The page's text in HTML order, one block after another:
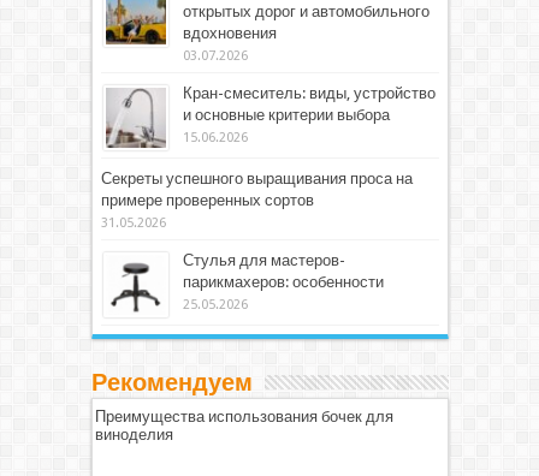
открытых дорог и автомобильного
вдохновения
03.07.2026
Кран-смеситель: виды, устройство
и основные критерии выбора
15.06.2026
Секреты успешного выращивания проса на
примере проверенных сортов
31.05.2026
Стулья для мастеров-
парикмахеров: особенности
25.05.2026
Рекомендуем
Преимущества использования бочек для
виноделия